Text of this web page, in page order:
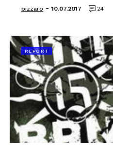
bizzaro - 10.07.2017 24
REPORT